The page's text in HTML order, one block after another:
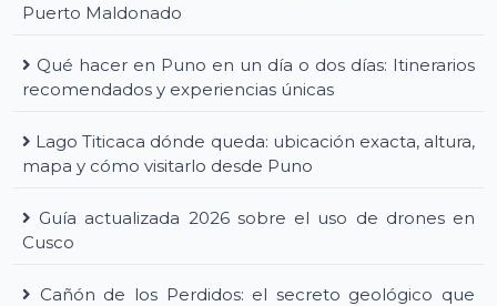
Puerto Maldonado
Qué hacer en Puno en un día o dos días: Itinerarios
recomendados y experiencias únicas
Lago Titicaca dónde queda: ubicación exacta, altura,
mapa y cómo visitarlo desde Puno
Guía actualizada 2026 sobre el uso de drones en
Cusco
Cañón de los Perdidos: el secreto geológico que